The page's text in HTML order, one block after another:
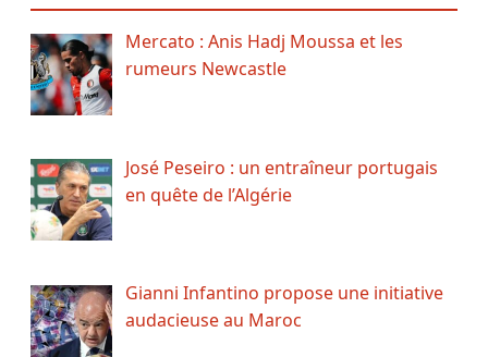
Mercato : Anis Hadj Moussa et les
rumeurs Newcastle
José Peseiro : un entraîneur portugais
en quête de l’Algérie
Gianni Infantino propose une initiative
audacieuse au Maroc